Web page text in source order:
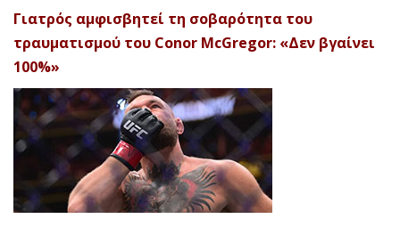
Γιατρός αμφισβητεί τη σοβαρότητα του
τραυματισμού του Conor McGregor: «Δεν βγαίνει
100%»